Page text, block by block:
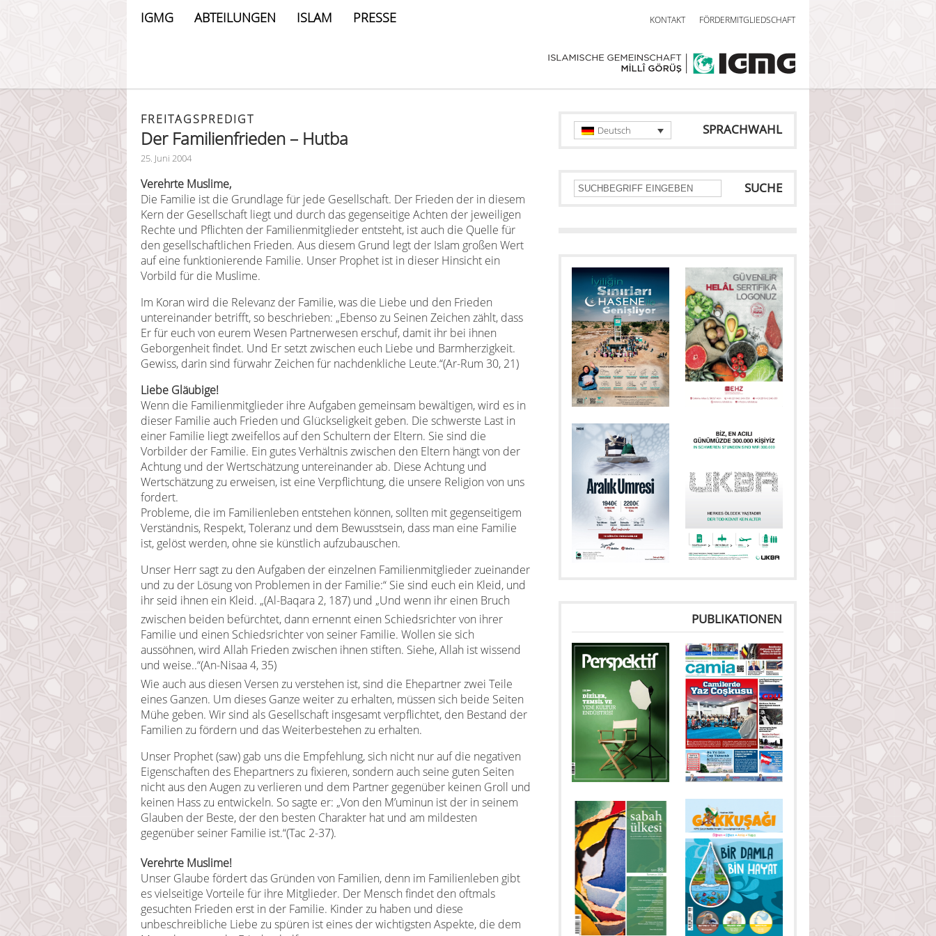
IGMG ABTEILUNGEN ISLAM PRESSE KONTAKT FÖRDERMITGLIEDSCHAFT
FREITAGSPREDIGT
Der Familienfrieden – Hutba
25. Juni 2004
Verehrte Muslime,
Die Familie ist die Grundlage für jede Gesellschaft. Der Frieden der in diesem
Kern der Gesellschaft liegt und durch das gegenseitige Achten der jeweiligen
Rechte und Pflichten der Familienmitglieder entsteht, ist auch die Quelle für
den gesellschaftlichen Frieden. Aus diesem Grund legt der Islam großen Wert
auf eine funktionierende Familie. Unser Prophet ist in dieser Hinsicht ein
Vorbild für die Muslime.
Im Koran wird die Relevanz der Familie, was die Liebe und den Frieden
untereinander betrifft, so beschrieben: „Ebenso zu Seinen Zeichen zählt, dass
Er für euch von eurem Wesen Partnerwesen erschuf, damit ihr bei ihnen
Geborgenheit findet. Und Er setzt zwischen euch Liebe und Barmherzigkeit.
Gewiss, darin sind fürwahr Zeichen für nachdenkliche Leute.“(Ar-Rum 30, 21)
Liebe Gläubige!
Wenn die Familienmitglieder ihre Aufgaben gemeinsam bewältigen, wird es in
dieser Familie auch Frieden und Glückseligkeit geben. Die schwerste Last in
einer Familie liegt zweifellos auf den Schultern der Eltern. Sie sind die
Vorbilder der Familie. Ein gutes Verhältnis zwischen den Eltern hängt von der
Achtung und der Wertschätzung untereinander ab. Diese Achtung und
Wertschätzung zu erweisen, ist eine Verpflichtung, die unsere Religion von uns
fordert.
Probleme, die im Familienleben entstehen können, sollten mit gegenseitigem
Verständnis, Respekt, Toleranz und dem Bewusstsein, dass man eine Familie
ist, gelöst werden, ohne sie künstlich aufzubauschen.
Unser Herr sagt zu den Aufgaben der einzelnen Familienmitglieder zueinander
und zu der Lösung von Problemen in der Familie:“ Sie sind euch ein Kleid, und
ihr seid ihnen ein Kleid. „(Al-Baqara 2, 187) und „Und wenn ihr einen Bruch
zwischen beiden befürchtet, dann ernennt einen Schiedsrichter von ihrer
Familie und einen Schiedsrichter von seiner Familie. Wollen sie sich
aussöhnen, wird Allah Frieden zwischen ihnen stiften. Siehe, Allah ist wissend
und weise..“(An-Nisaa 4, 35)
Wie auch aus diesen Versen zu verstehen ist, sind die Ehepartner zwei Teile
eines Ganzen. Um dieses Ganze weiter zu erhalten, müssen sich beide Seiten
Mühe geben. Wir sind als Gesellschaft insgesamt verpflichtet, den Bestand der
Familien zu fördern und das Weiterbestehen zu erhalten.
Unser Prophet (saw) gab uns die Empfehlung, sich nicht nur auf die negativen
Eigenschaften des Ehepartners zu fixieren, sondern auch seine guten Seiten
nicht aus den Augen zu verlieren und dem Partner gegenüber keinen Groll und
keinen Hass zu entwickeln. So sagte er: „Von den M’uminun ist der in seinem
Glauben der Beste, der den besten Charakter hat und am mildesten
gegenüber seiner Familie ist.“(Tac 2-37).
Verehrte Muslime!
Unser Glaube fördert das Gründen von Familien, denn im Familienleben gibt
es vielseitige Vorteile für ihre Mitglieder. Der Mensch findet den oftmals
gesuchten Frieden erst in der Familie. Kinder zu haben und diese
unbeschreibliche Liebe zu spüren ist eines der wichtigsten Aspekte, die dem
SPRACHWAHL
Deutsch
SUCHE
PUBLIKATIONEN